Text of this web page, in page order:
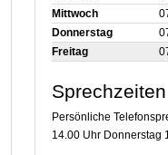
Mittwoch
Donnerstag
Freitag
Persönliche
14.00 Uhr Donnerstag